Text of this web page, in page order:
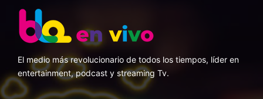
El medio más revolucionario de todos los tiempos, líder en
entertainment, podcast y streaming Tv.